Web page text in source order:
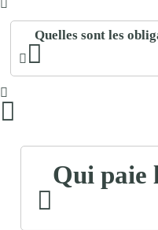
Quelles sont les
Qui paie